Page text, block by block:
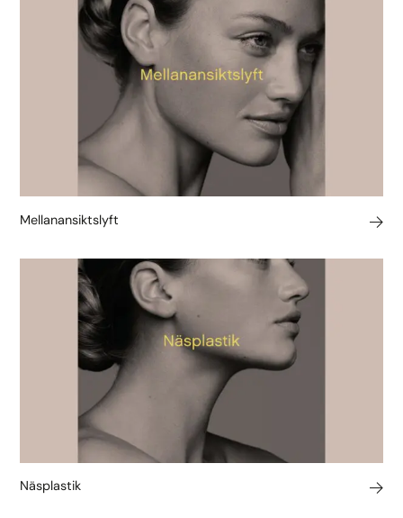
Mellanansiktslyft
Näsplastik